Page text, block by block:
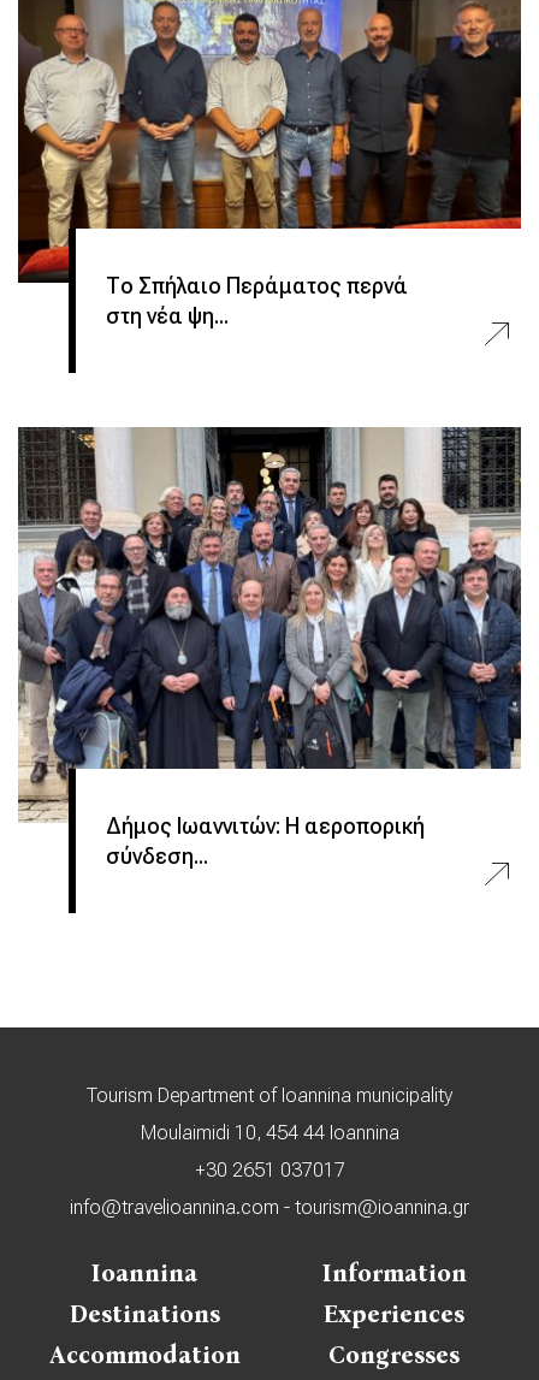
Το Σπήλαιο Περάματος περνά
στη νέα ψη...
Δήμος Ιωαννιτών: Η αεροπορική
σύνδεση...
Tourism Department of Ioannina municipality
Moulaimidi 10, 454 44 Ioannina
+30 2651 037017
info@travelioannina.com - tourism@ioannina.gr
Ioannina
Information
Destinations
Experiences
Accommodation
Congresses